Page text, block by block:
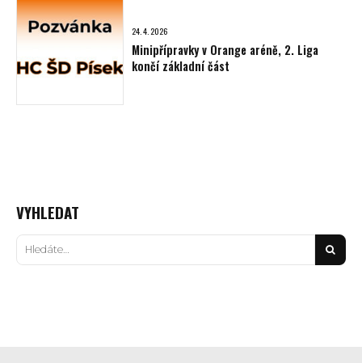
24. 4. 2026
Minipřípravky v Orange aréně, 2. Liga
končí základní část
VYHLEDAT